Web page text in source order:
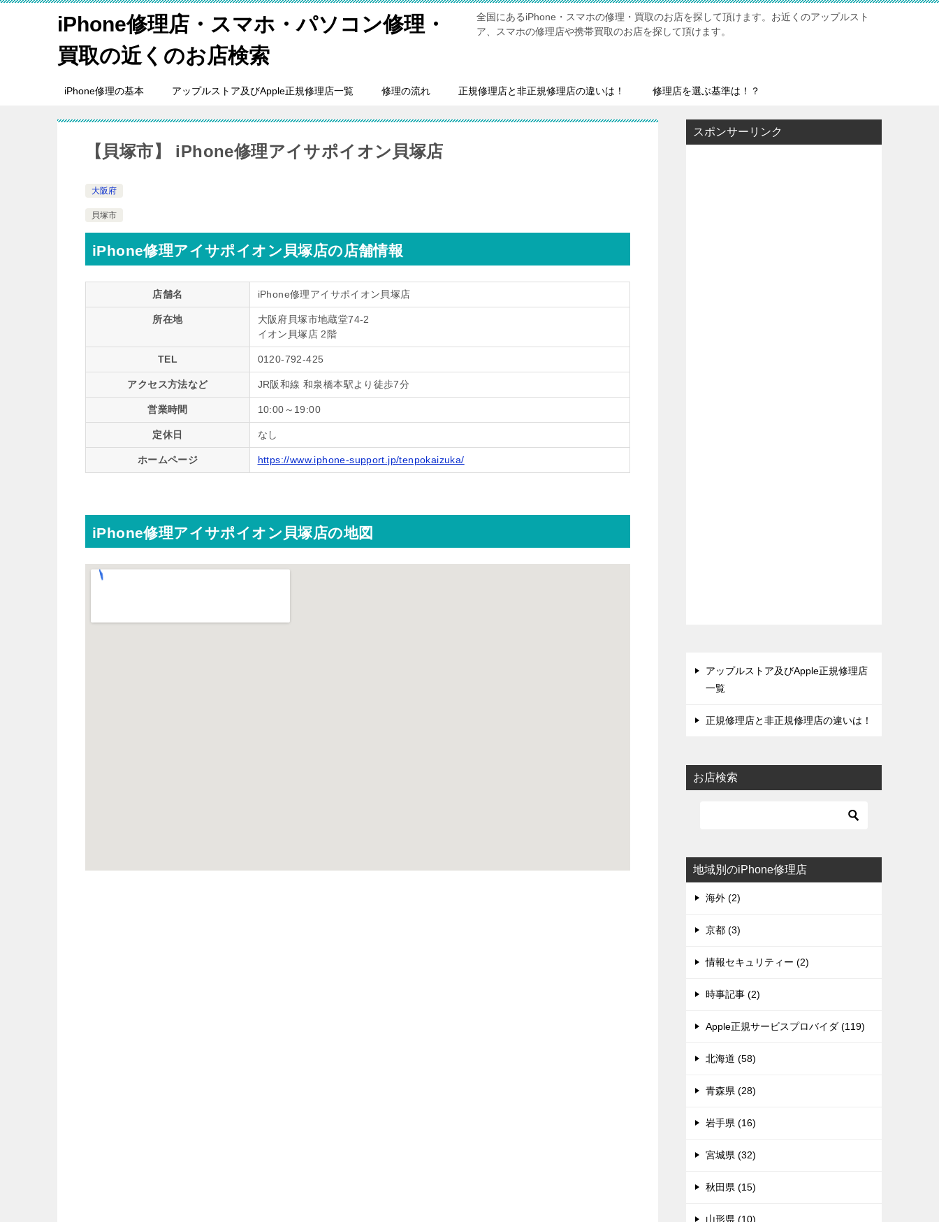
iPhone修理店・スマホ・パソコン修理・
買取の近くのお店検索
全国にあるiPhone・スマホの修理・買取のお店を探して頂けます。お近くのアップルスト
ア、スマホの修理店や携帯買取のお店を探して頂けます。
iPhone修理の基本 アップルストア及びApple正規修理店一覧 修理の流れ 正規修理店と非正規修理店の違いは！ 修理店を選ぶ基準は！？
【貝塚市】 iPhone修理アイサポイオン貝塚店
大阪府
貝塚市
iPhone修理アイサポイオン貝塚店の店舗情報
店舗名 iPhone修理アイサポイオン貝塚店
所在地
大阪府貝塚市地蔵堂74-2
イオン貝塚店 2階
TEL 0120-792-425
アクセス方法など JR阪和線 和泉橋本駅より徒歩7分
営業時間 10:00～19:00
定休日 なし
ホームページ https://www.iphone-support.jp/tenpokaizuka/
iPhone修理アイサポイオン貝塚店の地図
スポンサーリンク
アップルストア及びApple正規修理店
一覧
正規修理店と非正規修理店の違いは！
お店検索
地域別のiPhone修理店
海外 (2)
京都 (3)
情報セキュリティー (2)
時事記事 (2)
Apple正規サービスプロバイダ (119)
北海道 (58)
青森県 (28)
岩手県 (16)
宮城県 (32)
秋田県 (15)
山形県 (10)